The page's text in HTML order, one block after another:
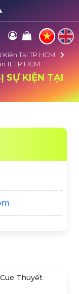
Tại TP.HCM
11, TP.HCM
SỰ KIỆN TẠI
Thuyết